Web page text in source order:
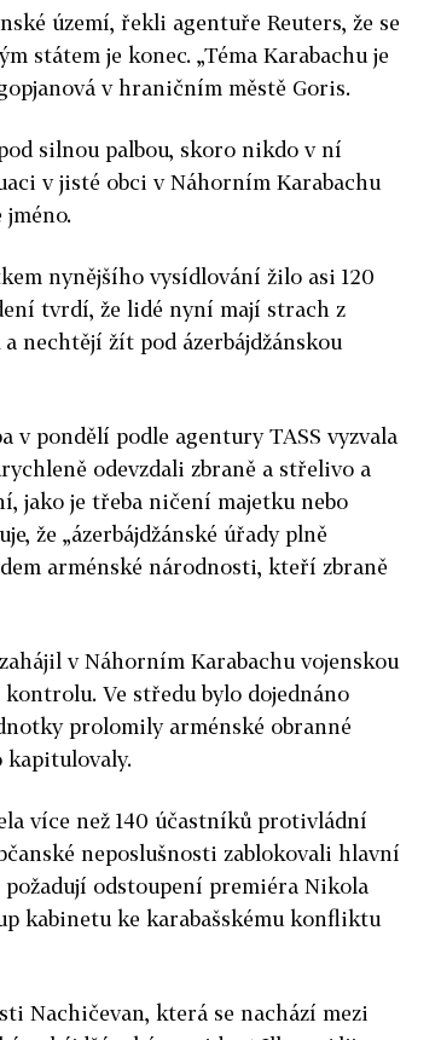
území, řekli agentuře Reuters, že se
státem je konec. „Téma Karabachu je
v hraničním městě Goris.
silnou palbou, skoro nikdo v ní
v jisté obci v Náhorním Karabachu
jméno.
nynějšího vysídlování žilo asi 120
tvrdí, že lidé nyní mají strach z
nechtějí žít pod ázerbájdžánskou
v pondělí podle agentury TASS vyzvala
odevzdali zbraně a střelivo a
jako je třeba ničení majetku nebo
že „ázerbájdžánské úřady plně
arménské národnosti, kteří zbraně
v Náhorním Karabachu vojenskou
Ve středu bylo dojednáno
prolomily arménské obranné
kapitulovaly.
více než 140 účastníků protivládní
neposlušnosti zablokovali hlavní
odstoupení premiéra Nikola
kabinetu ke karabašskému konfliktu
Nachičevan, která se nachází mezi